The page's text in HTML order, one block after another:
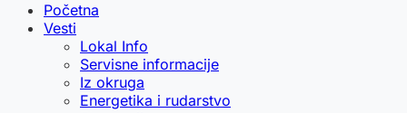
Početna
Vesti
Lokal Info
Servisne informacije
Iz okruga
Energetika i rudarstvo